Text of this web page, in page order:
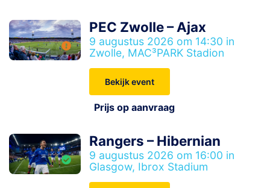
PEC Zwolle – Ajax
9 augustus 2026 om 14:30 in
Zwolle, MAC³PARK Stadion
Bekijk event
Prijs op aanvraag
Rangers – Hibernian
9 augustus 2026 om 16:00 in
Glasgow, Ibrox Stadium